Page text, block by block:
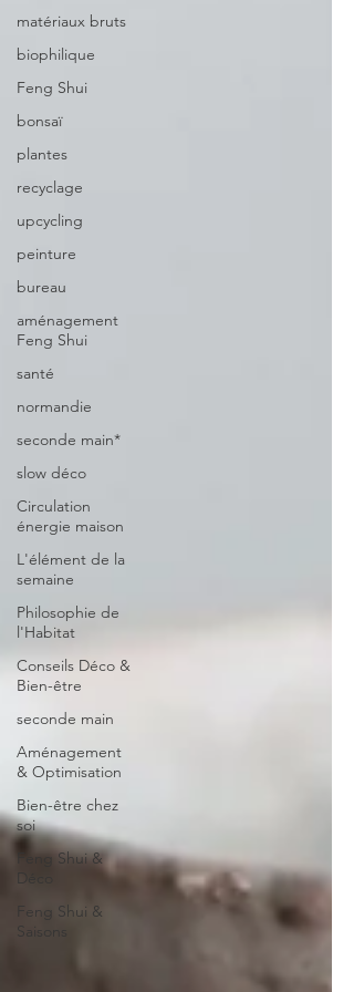
matériaux bruts
biophilique
Feng Shui
bonsaï
plantes
recyclage
upcycling
peinture
bureau
aménagement
Feng Shui
santé
normandie
seconde main*
slow déco
Circulation
énergie maison
L'élément de la
semaine
Philosophie de
l'Habitat
Conseils Déco &
Bien-être
seconde main
Aménagement
& Optimisation
Bien-être chez
soi
Feng Shui &
Déco
Feng Shui &
Saisons